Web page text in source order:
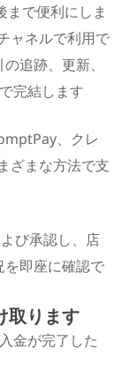
で便利にしま
ャネルで利用で
追跡、更新、
完結します
、クレ
ざまな方法で支
び承認し、店
即座に確認で
取ります
金が完了した